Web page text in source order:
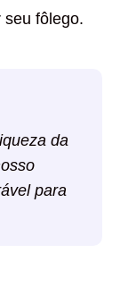
seu fôlego.
da
para